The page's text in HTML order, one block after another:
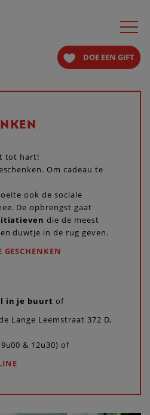
Toggle
DOE EEN GIFT
tot hart!
Om cadeau te
ook de sociale
De opbrengst gaat
die de meest
duwtje in de rug geven.
in je buurt of
Lange Leemstraat 372 D,
& 12u30) of